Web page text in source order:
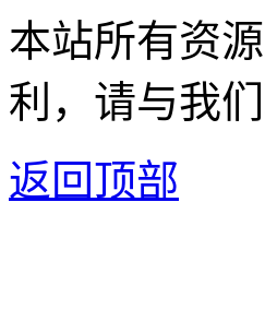
本站所有资
利，请与我
返回顶部